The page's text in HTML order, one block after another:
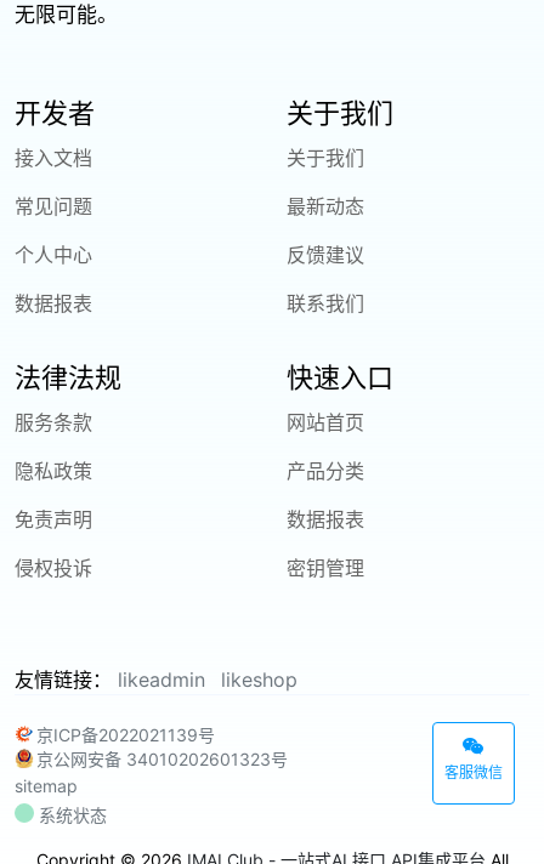
无限可能。
开发者
接入文档
常见问题
个人中心
数据报表
关于我们
关于我们
最新动态
反馈建议
联系我们
法律法规
服务条款
隐私政策
免责声明
侵权投诉
快速入口
网站首页
产品分类
数据报表
密钥管理
友情链接： likeadmin likeshop
京ICP备2022021139号
京公网安备 34010202601323号
sitemap
系统状态
Copyright © 2026 IMAI Club - 一站式AI 接口 API集成平台 All
客服微信